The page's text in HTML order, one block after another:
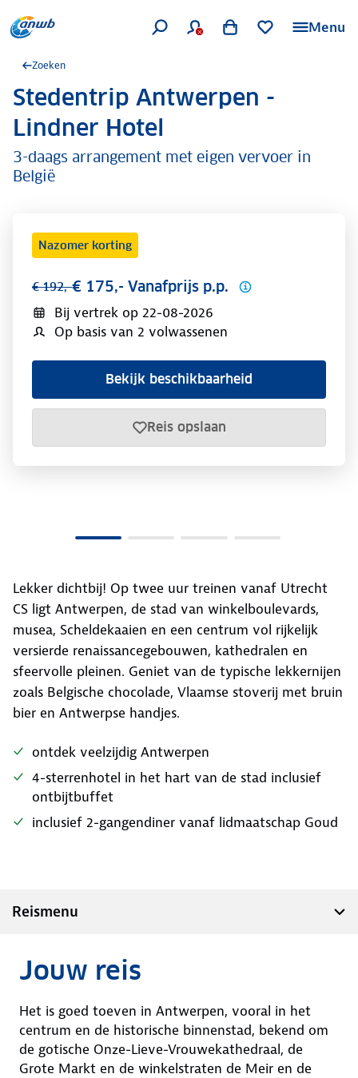
Menu
Zoeken
.Stedentrip Antwerpen -
Lindner Hotel
3-daags arrangement met eigen vervoer in
België
Nazomer korting
€ 192,-€ 175,- Vanafprijs p.p.
Bij vertrek op 22-08-2026
Op basis van 2 volwassenen
Bekijk beschikbaarheid
Reis opslaan
Lekker dichtbij! Op twee uur treinen vanaf Utrecht
CS ligt Antwerpen, de stad van winkelboulevards,
musea, Scheldekaaien en een centrum vol rijkelijk
versierde renaissancegebouwen, kathedralen en
sfeervolle pleinen. Geniet van de typische lekkernijen
zoals Belgische chocolade, Vlaamse stoverij met bruin
bier en Antwerpse handjes.
ontdek veelzijdig Antwerpen
4-sterrenhotel in het hart van de stad inclusief
ontbijtbuffet
inclusief 2-gangendiner vanaf lidmaatschap Goud
Reismenu
Jouw reis
Het is goed toeven in Antwerpen, vooral in het
centrum en de historische binnenstad, bekend om
de gotische Onze-Lieve-Vrouwekathedraal, de
Grote Markt en de winkelstraten de Meir en de